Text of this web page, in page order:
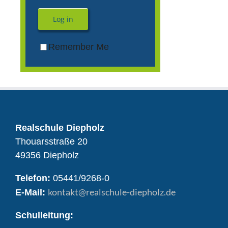
Log in
Remember Me
Realschule Diepholz
Thouarsstraße 20
49356 Diepholz
Telefon: 05441/9268-0
E-Mail: kontakt@realschule-diepholz.de
Schulleitung: